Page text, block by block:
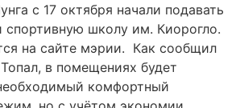
с 17 октября начали подавать
спортивную школу им. Киорогло.
на сайте мэрии. Как сообщил
в помещениях будет
комфортный